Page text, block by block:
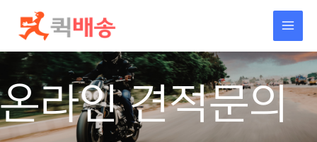
건너뛰기
온라인 견적문의